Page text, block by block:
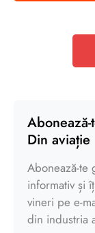
Din aviație
Abonează-te
informativ și
vineri pe e-
din industria